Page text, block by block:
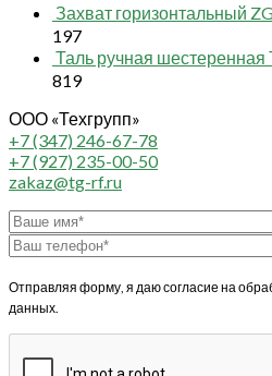
Захват горизонтальный
197
Таль ручная
819
ООО «Техгрупп»
+7 (347) 246-67-78
+7 (927) 235-00-50
zakaz@tg-rf.ru
Отправляя форму, я даю согласие на
данных.